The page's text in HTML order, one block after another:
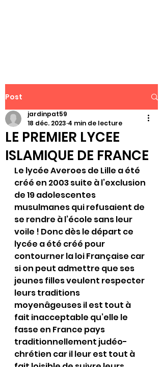
Post
LE PREMIER LYCEE
ISLAMIQUE DE FRANCE
jardinpat59
18 déc. 2023 4 min de lecture
Le lycée Averoes de Lille a été
créé en 2003 suite à l’exclusion
de 19 adolescentes
musulmanes qui refusaient de
se rendre à l’école sans leur
voile ! Donc dès le départ ce
lycée a été créé pour
contourner la loi Française car
si on peut admettre que ses
jeunes filles veulent respecter
leurs traditions
moyenâgeuses il est tout à
fait inacceptable qu’elle le
fasse en France pays
traditionnellement judéo-
chrétien car il leur est tout à